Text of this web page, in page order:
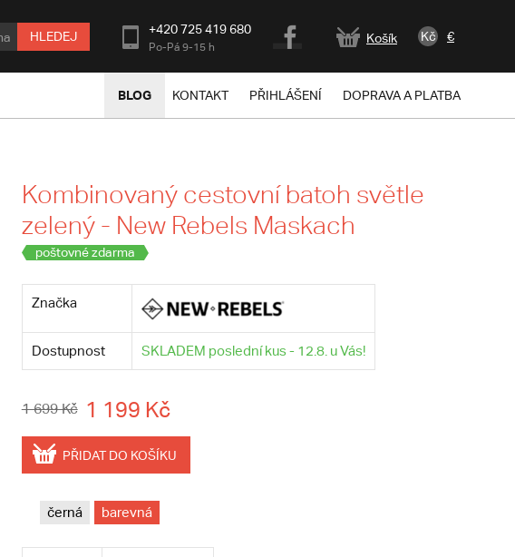
HLEDEJ +420 725 419 680
Po-Pá 9-15 h
Košík Kč €
BLOG KONTAKT PŘIHLÁŠENÍ DOPRAVA A PLATBA
Kombinovaný cestovní batoh světle
zelený - New Rebels Maskach
poštovné zdarma
Značka
Dostupnost SKLADEM poslední kus - 12.8. u Vás!
1 699 Kč 1 199 Kč
PŘIDAT DO KOŠÍKU
černá barevná